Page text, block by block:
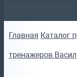
Главная Каталог
тренажеров Васил